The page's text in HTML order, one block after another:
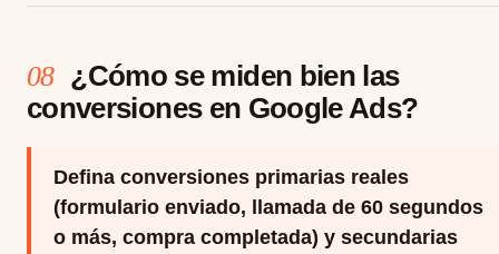
08 ¿Cómo se miden bien las
conversiones en Google Ads?
Defina conversiones primarias reales
(formulario enviado, llamada de 60 segundos
o más, compra completada) y secundarias